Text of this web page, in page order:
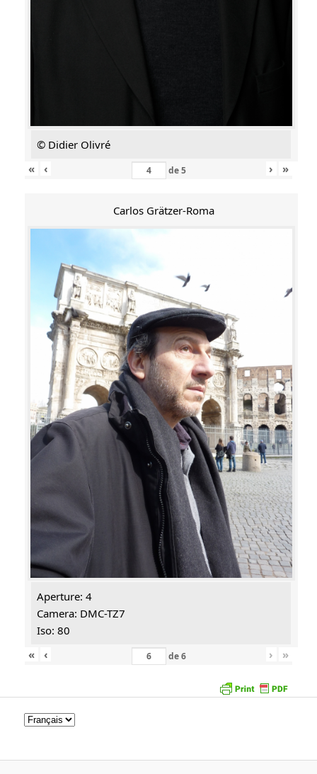
© Didier Olivré
«
‹ de5 › »
Carlos Grätzer-Roma
Aperture: 4
Camera: DMC-TZ7
Iso: 80
«
‹ de6 › »